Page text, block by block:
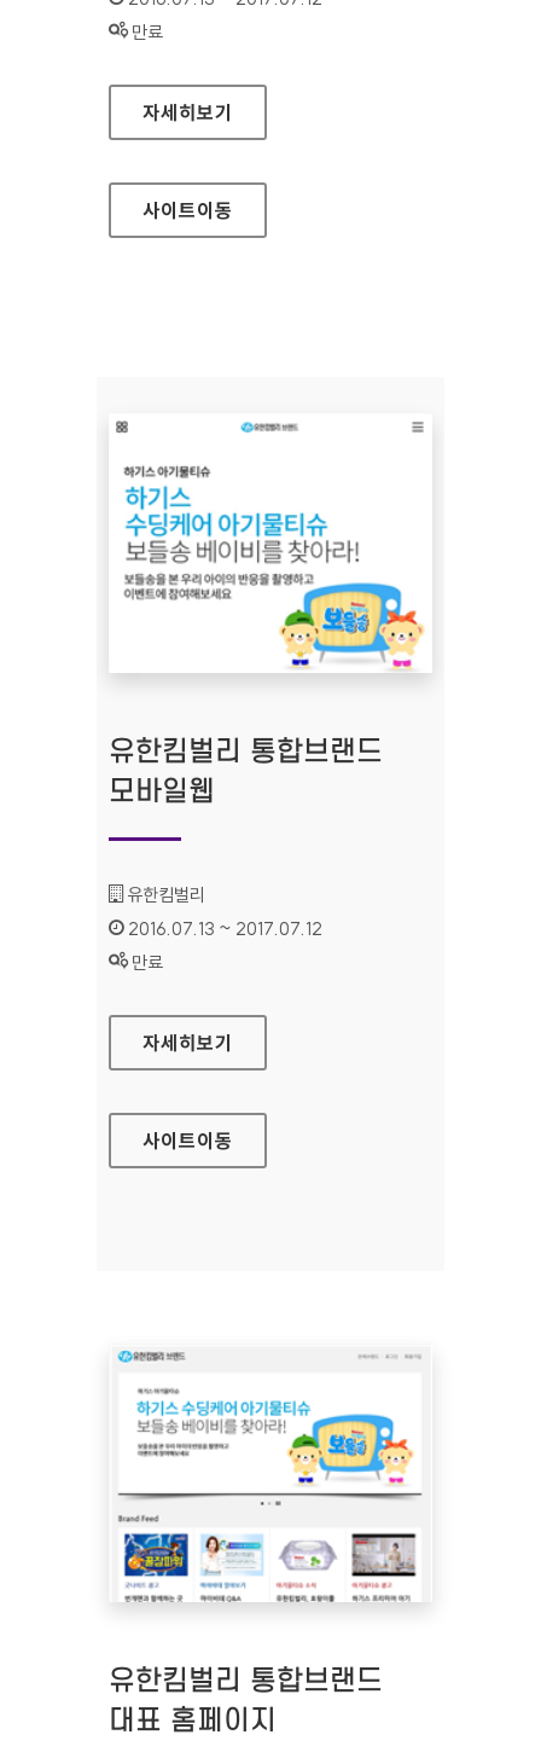
상태 :
만료
LG계정 대표 홈페이지
자세히보기
사이트이동
유한킴벌리 통합브랜드
모바일웹
기관명 :
유한킴벌리
인증기간 :
2016.07.13 ~ 2017.07.12
상태 :
만료
유한킴벌리 통합브랜드 모바일웹
자세히보기
사이트이동
유한킴벌리 통합브랜드
대표 홈페이지